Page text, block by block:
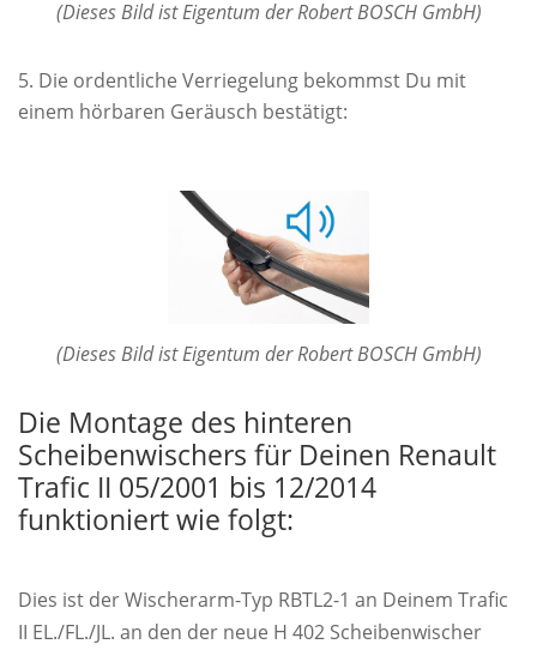
(Dieses Bild ist Eigentum der Robert BOSCH GmbH)
Die ordentliche Verriegelung bekommst Du mit
einem hörbaren Geräusch bestätigt:
(Dieses Bild ist Eigentum der Robert BOSCH GmbH)
Die Montage des hinteren
Scheibenwischers für Deinen Renault
Trafic II 05/2001 bis 12/2014
funktioniert wie folgt:
Dies ist der Wischerarm-Typ RBTL2-1 an Deinem Trafic
II EL./FL./JL. an den der neue H 402 Scheibenwischer